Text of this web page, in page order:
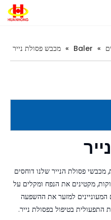
»
Baler
» מכבש פסולת נייר
מכבשי פסולת הנייר שלנו דוחסים
מקטינים את הנפח ומקלים על
המעוניינים למזער את ההשפעה
בטיפול בפסולת נייר.